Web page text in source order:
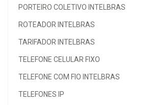
PORTEIRO COLETIVO INTELBRAS
ROTEADOR INTELBRAS
TARIFADOR INTELBRAS
TELEFONE CELULAR FIXO
TELEFONE COM FIO INTELBRAS
TELEFONES IP